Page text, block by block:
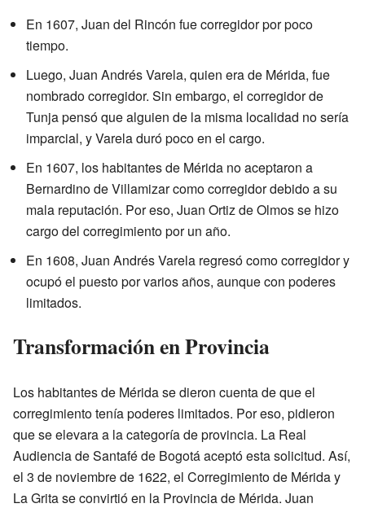
En 1607, Juan del Rincón fue corregidor por poco
tiempo.
Luego, Juan Andrés Varela, quien era de Mérida, fue
nombrado corregidor. Sin embargo, el corregidor de
Tunja pensó que alguien de la misma localidad no sería
imparcial, y Varela duró poco en el cargo.
En 1607, los habitantes de Mérida no aceptaron a
Bernardino de Villamizar como corregidor debido a su
mala reputación. Por eso, Juan Ortiz de Olmos se hizo
cargo del corregimiento por un año.
En 1608, Juan Andrés Varela regresó como corregidor y
ocupó el puesto por varios años, aunque con poderes
limitados.
Transformación en Provincia
Los habitantes de Mérida se dieron cuenta de que el
corregimiento tenía poderes limitados. Por eso, pidieron
que se elevara a la categoría de provincia. La Real
Audiencia de Santafé de Bogotá aceptó esta solicitud. Así,
el 3 de noviembre de 1622, el Corregimiento de Mérida y
La Grita se convirtió en la Provincia de Mérida. Juan